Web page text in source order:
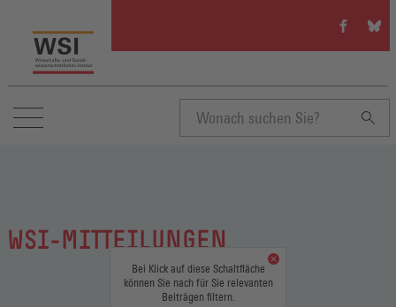
WSI
auf
(Öffnet
in
einem
neuen
WSI
auf
in
WSI-MITTEILUNGEN
Bei Klick auf diese Schaltfläche
können Sie nach für Sie relevanten
Beiträgen filtern.